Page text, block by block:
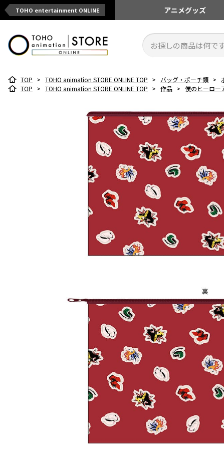
TOHO entertainment ONLINE アニメグッズ
TOP > TOHO animation STORE ONLINE TOP > バッグ・ポーチ類 >
TOP > TOHO animation STORE ONLINE TOP > 作品 > 僕のヒーロー